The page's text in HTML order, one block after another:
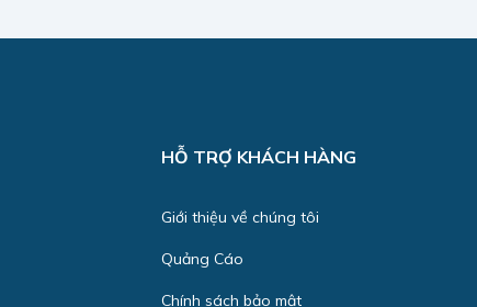
HỖ TRỢ KHÁCH HÀNG
Giới thiệu về chúng tôi
Quảng Cáo
Chính sách bảo mật